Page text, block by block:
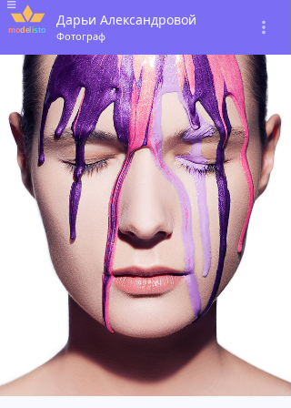
Дарьи Александровой
Фотограф